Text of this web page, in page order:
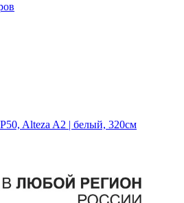
Alteza A2 | белый, 320см